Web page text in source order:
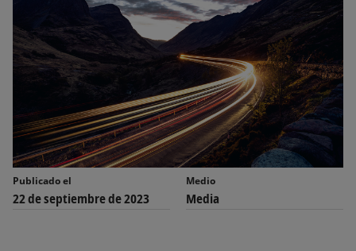
Publicado el
22 de septiembre de 2023
Medio
Media